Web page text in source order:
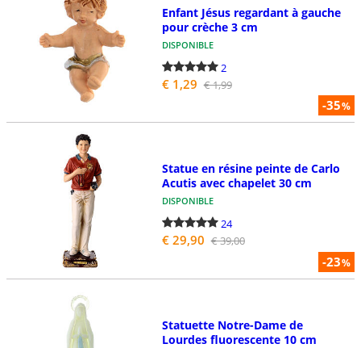
-35%
Enfant Jésus regardant à gauche
pour crèche 3 cm
DISPONIBLE
2
€ 1,29 € 1,99
-23%
Statue en résine peinte de Carlo
Acutis avec chapelet 30 cm
DISPONIBLE
24
€ 29,90 € 39,00
Statuette Notre-Dame de
Lourdes fluorescente 10 cm